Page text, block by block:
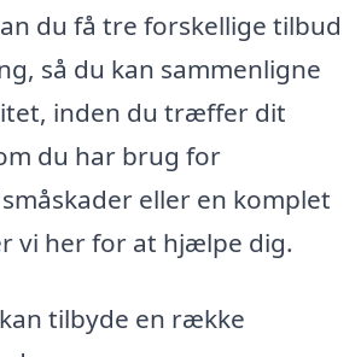
du få tre forskellige tilbud
så du kan sammenligne
inden du træffer dit
du har brug for
eller en komplet
vi her for at hjælpe dig.
tilbyde en række